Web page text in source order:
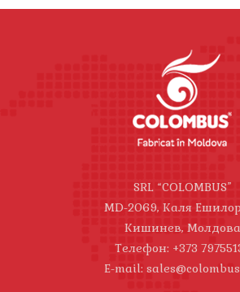
SRL “COLOMBUS”
MD-2069, Каля
Кишинев, Молдова
Телефон: +373
E-mail: